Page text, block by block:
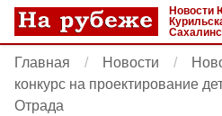
Новости
Главная Новости
конкурс на проектирование
Отрада